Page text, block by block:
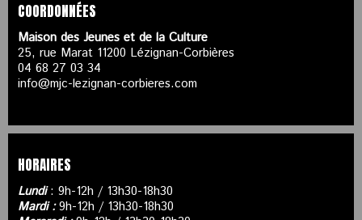
COORDONNÉES
Maison des Jeunes et de la Culture
25, rue Marat 11200 Lézignan-Corbières
04 68 27 03 34
info@mjc-lezignan-corbieres.com
HORAIRES
Lundi: 9h-12h / 13h30-18h30
Mardi :9h-12h / 13h30-18h30